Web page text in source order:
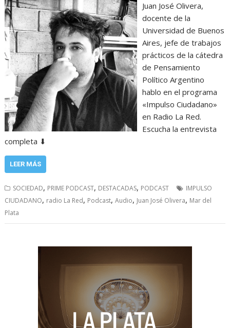
Juan José Olivera,
docente de la
Universidad de Buenos
Aires, jefe de trabajos
prácticos de la cátedra
de Pensamiento
Político Argentino
hablo en el programa
«Impulso Ciudadano»
en Radio La Red.
Escucha la entrevista
completa ⬇
LEER MÁS
SOCIEDAD, PRIME PODCAST, DESTACADAS, PODCAST
IMPULSO
CIUDADANO, radio La Red, Podcast,Audio, Juan José Olivera, Mar del
Plata